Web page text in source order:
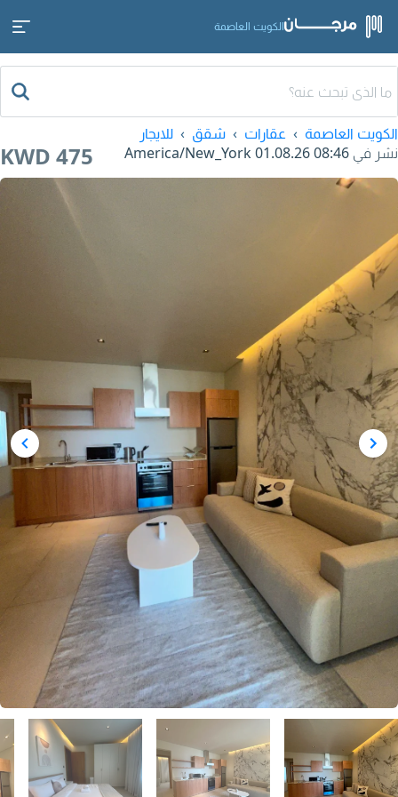
الكويت العاصمة
الكويت العاصمة عقارات شقق
للايجار
نشر في 01.08.26 08:46
KWD 475